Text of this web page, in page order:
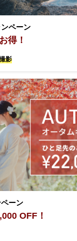
ペーン
得！
影
ーン
OFF！